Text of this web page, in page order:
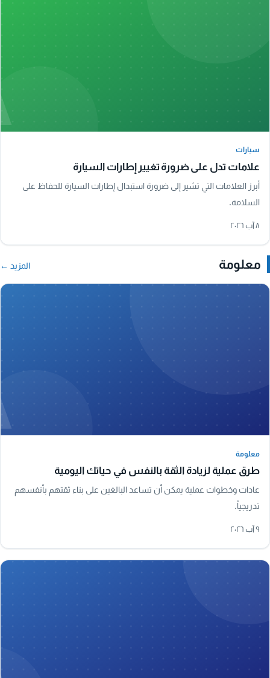
سيارات
علامات تدل على ضرورة تغيير إطارات السيارة
أبرز العلامات التي تشير إلى ضرورة استبدال إطارات السيارة للحفاظ على
السلامة.
٨ آب ٢٠٢٦
معلومة المزيد ←
معلومة
طرق عملية لزيادة الثقة بالنفس في حياتك اليومية
عادات وخطوات عملية يمكن أن تساعد البالغين على بناء ثقتهم بأنفسهم
تدريجياً.
٩ آب ٢٠٢٦